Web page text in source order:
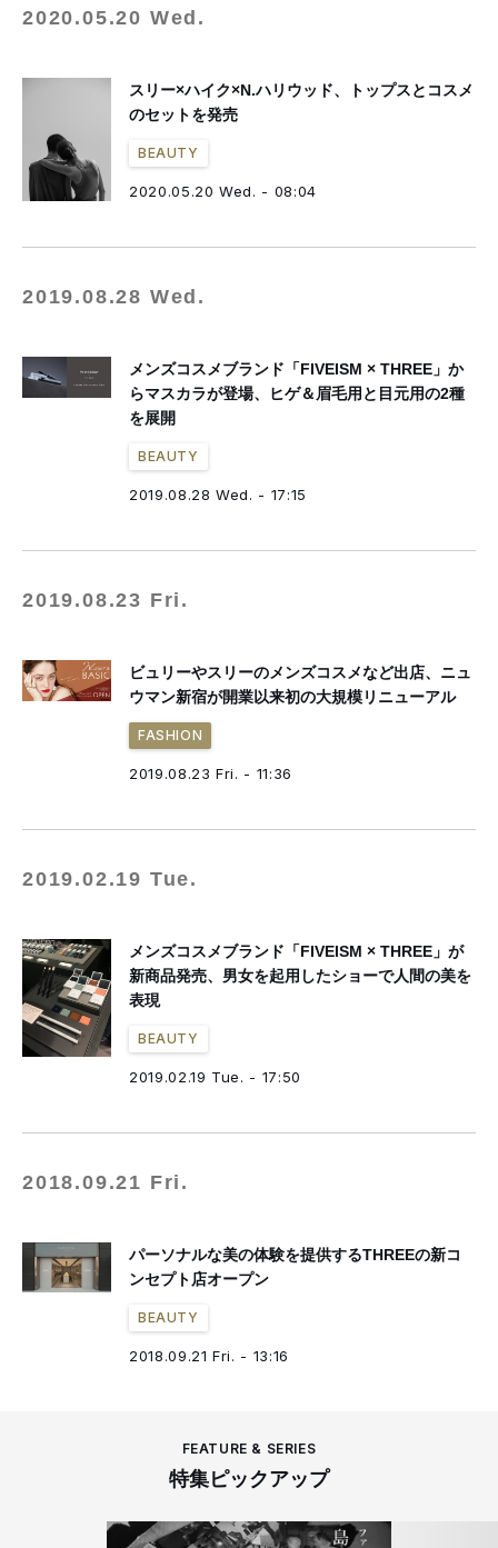
2020.05.20 Wed.
スリー×ハイク×N.ハリウッド、トップスとコスメ
のセットを発売
BEAUTY
2020.05.20 Wed. - 08:04
2019.08.28 Wed.
メンズコスメブランド「FIVEISM × THREE」か
らマスカラが登場、ヒゲ＆眉毛用と目元用の2種
を展開
BEAUTY
2019.08.28 Wed. - 17:15
2019.08.23 Fri.
ビュリーやスリーのメンズコスメなど出店、ニュ
ウマン新宿が開業以来初の大規模リニューアル
FASHION
2019.08.23 Fri. - 11:36
2019.02.19 Tue.
メンズコスメブランド「FIVEISM × THREE」が
新商品発売、男女を起用したショーで人間の美を
表現
BEAUTY
2019.02.19 Tue. - 17:50
2018.09.21 Fri.
パーソナルな美の体験を提供するTHREEの新コ
ンセプト店オープン
BEAUTY
2018.09.21 Fri. - 13:16
FEATURE & SERIES
特集ピックアップ